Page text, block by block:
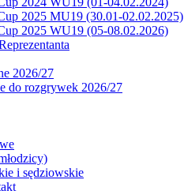
2025 MU19 (30.01-02.02.2025)
2025 WU19 (05-08.02.2026)
2026/27
do rozgrywek 2026/27
i sędziowskie